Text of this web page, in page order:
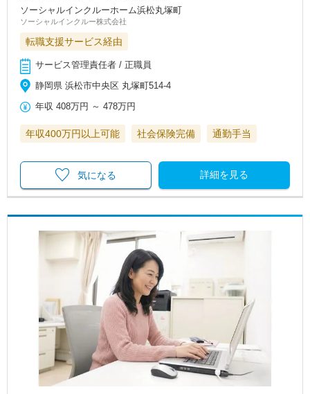
ソーシャルインクルーホーム浜松丸塚町
ソーシャルインクルー株式会社
転職支援サービス経由
サービス管理責任者 / 正職員
静岡県 浜松市中央区 丸塚町514-4
年収 408万円 ～478万円
年収400万円以上可能 社会保険完備 通勤手当
詳細を見る
気になる